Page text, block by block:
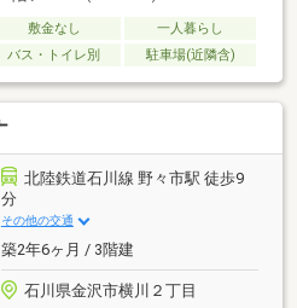
敷金なし
一人暮らし
バス・トイレ別 駐車場(近隣含)
北陸鉄道石川線 野々市駅 徒歩9
分
その他の交通
築2年6ヶ月 / 3階建
石川県金沢市横川２丁目